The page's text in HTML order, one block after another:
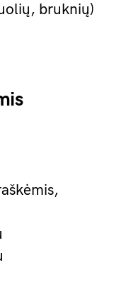
bruknių)